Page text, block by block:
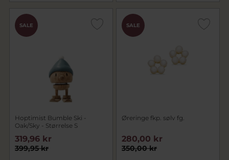
SALE
Hoptimist Bumble Ski -
Oak/Sky - Størrelse S
399,95 kr
319,96 kr
SALE
Øreringe fkp. sølv fg.
350,00 kr
280,00 kr